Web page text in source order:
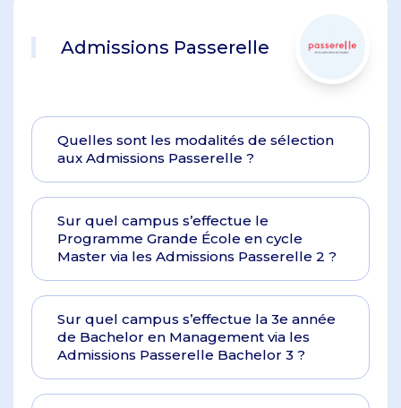
Admissions Passerelle
Quelles sont les modalités de sélection
aux Admissions Passerelle ?
Sur quel campus s’effectue le
Programme Grande École en cycle
Master via les Admissions Passerelle 2 ?
Sur quel campus s’effectue la 3e année
de Bachelor en Management via les
Admissions Passerelle Bachelor 3 ?